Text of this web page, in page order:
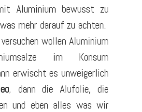
Aluminium bewusst zu
mehr darauf zu achten.
wollen Aluminium
im Konsum
erwischt es unweigerlich
, dann die Alufolie, die
und eben alles was wir